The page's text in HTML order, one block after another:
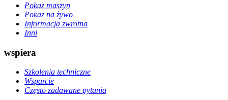
Pokaz maszyn
Pokaz na żywo
Informacja zwrotna
Inni
wspiera
Szkolenia techniczne
Wsparcie
Często zadawane pytania